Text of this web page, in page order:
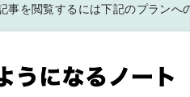
事を閲覧するには下記のプランへ